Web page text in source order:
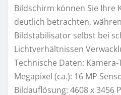
Bildschirm können Sie Ihre
deutlich betrachten,
Bildstabilisator selbst bei
Lichtverhältnissen
Technische Daten:
Megapixel (ca.): 16 MP
Bildauflösung: 4608 x 3456